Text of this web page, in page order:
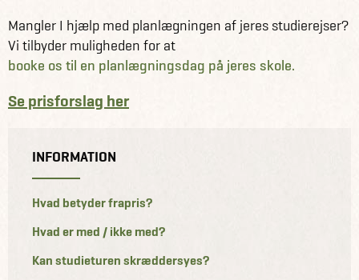
Mangler I hjælp med planlægningen af jeres studierejser?
Vi tilbyder muligheden for at
booke os til en planlægningsdag på jeres skole.
Se prisforslag her
INFORMATION
Hvad betyder frapris?
Hvad er med / ikke med?
Kan studieturen skræddersyes?